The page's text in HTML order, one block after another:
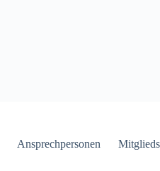
Ansprechpersonen